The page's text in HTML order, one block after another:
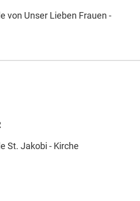
von Unser Lieben Frauen -
St. Jakobi - Kirche